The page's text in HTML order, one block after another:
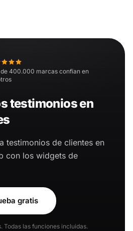
de 400.000 marcas confían en
testimonios en
testimonios de clientes en
con los widgets de
gratis
Todas las funciones incluidas.